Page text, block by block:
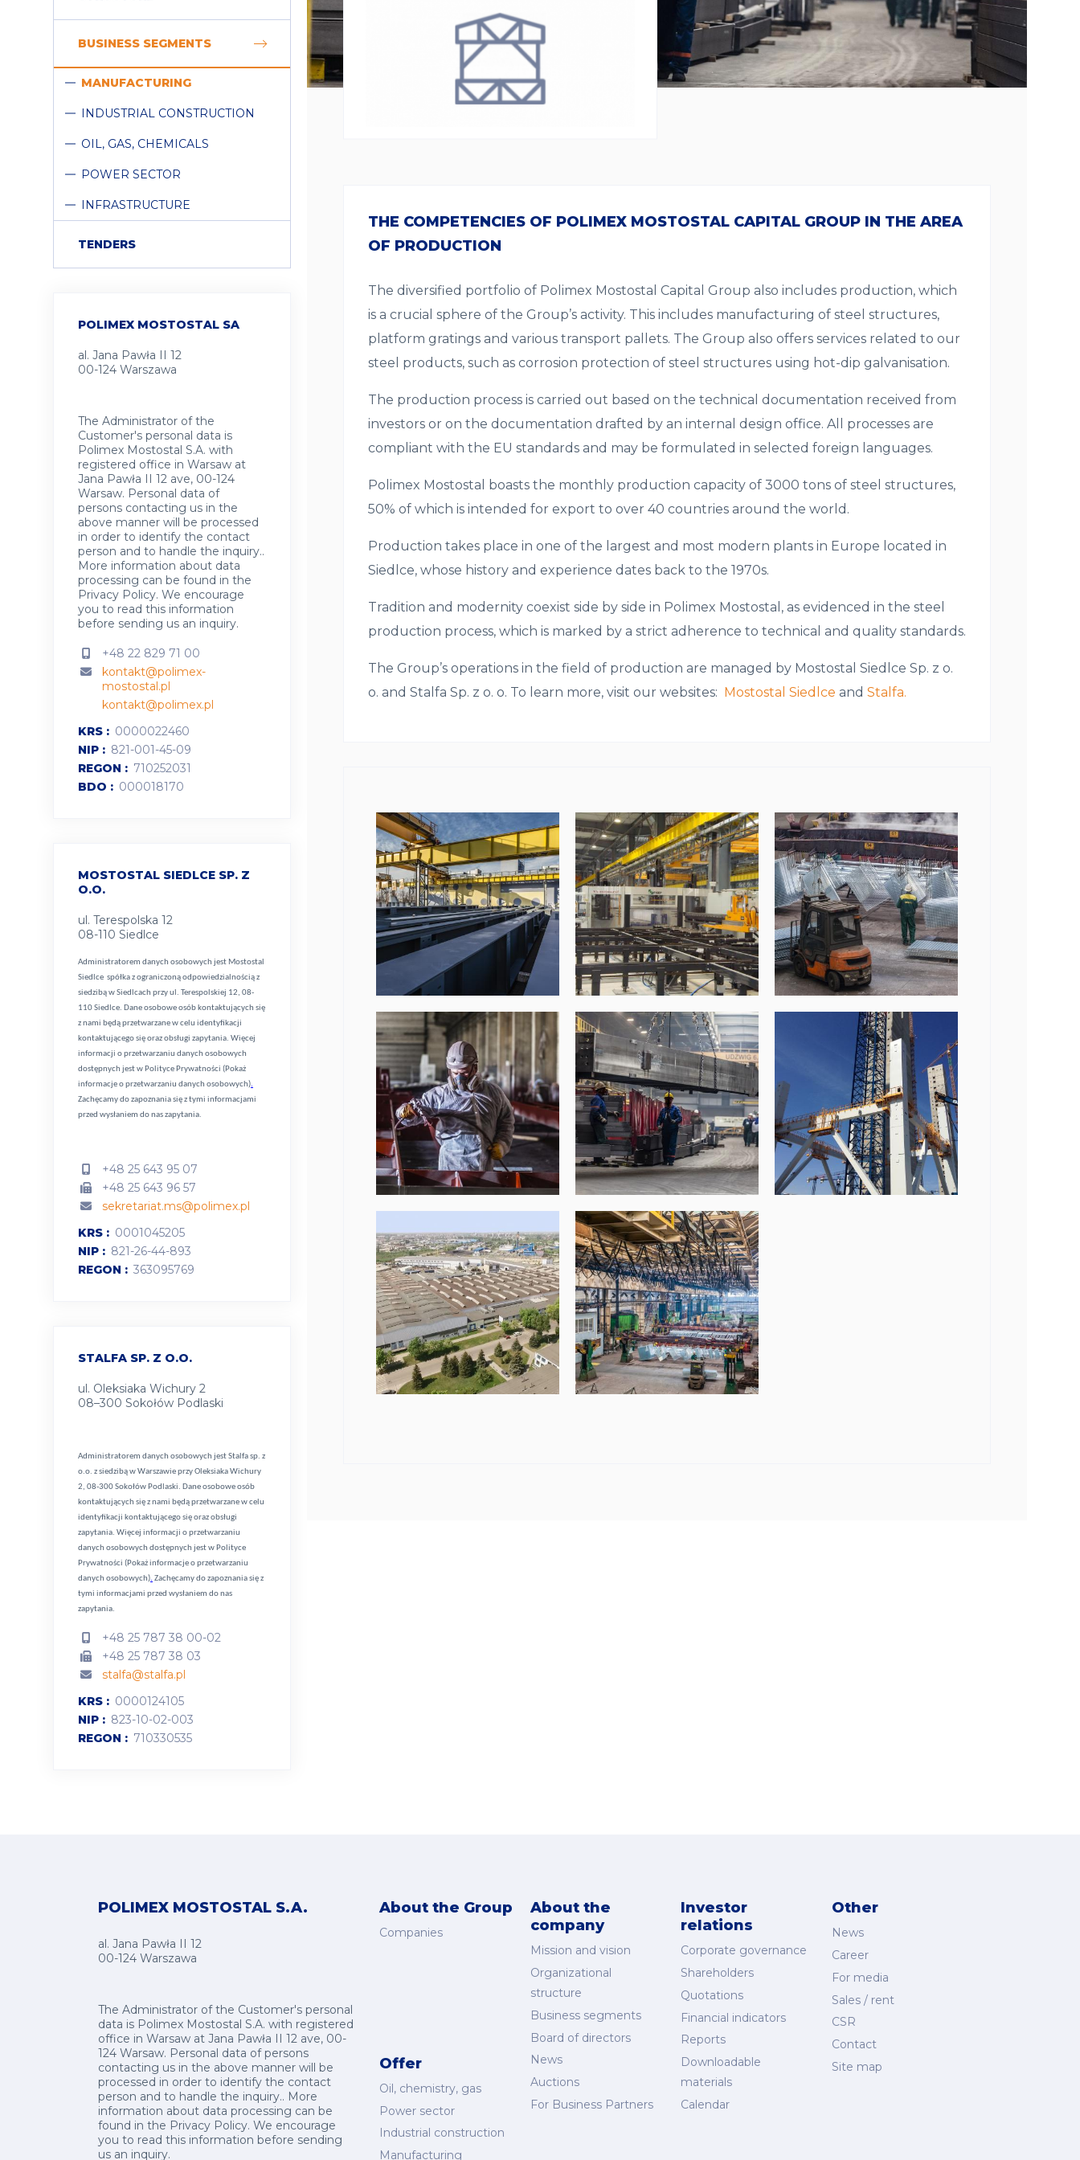
COLLAPSE
BUSINESS SEGMENTS
MANUFACTURING
INDUSTRIAL CONSTRUCTION
OIL, GAS, CHEMICALS
POWER SECTOR
INFRASTRUCTURE
TENDERS
POLIMEX MOSTOSTAL SA
al. Jana Pawła II 12
00-124 Warszawa
The Administrator of the
Customer's personal data is
Polimex Mostostal S.A. with
registered office in Warsaw at
Jana Pawła II 12 ave, 00-124
Warsaw. Personal data of
persons contacting us in the
above manner will be processed
in order to identify the contact
person and to handle the inquiry..
More information about data
processing can be found in the
Privacy Policy. We encourage
you to read this information
before sending us an inquiry.
+48 22 829 71 00
kontakt@polimex-
mostostal.pl
kontakt@polimex.pl
KRS
0000022460
NIP
821-001-45-09
REGON
710252031
BDO
000018170
MOSTOSTAL SIEDLCE SP. Z
O.O.
ul. Terespolska 12
08-110 Siedlce
Administratorem danych osobowych jest Mostostal
Siedlce spółka z ograniczoną odpowiedzialnością z
siedzibą w Siedlcach przy ul. Terespolskiej 12, 08-
110 Siedlce. Dane osobowe osób kontaktujących się
z nami będą przetwarzane w celu identyfikacji
kontaktującego się oraz obsługi zapytania. Więcej
informacji o przetwarzaniu danych osobowych
dostępnych jest wPolityce Prywatności (Pokaż
informacje o przetwarzaniu danych osobowych).
Zachęcamy do zapoznania się z tymi informacjami
przed wysłaniem do nas zapytania.
+48 25 643 95 07
+48 25 643 96 57
sekretariat.ms@polimex.pl
KRS
0001045205
NIP
821-26-44-893
REGON
363095769
STALFA SP. Z O.O.
ul. Oleksiaka Wichury 2
08–300 Sokołów Podlaski
Administratorem danych osobowych jest Stalfa sp. z
o.o. z siedzibą w Warszawie przy Oleksiaka Wichury
2, 08-300 Sokołów Podlaski. Dane osobowe osób
kontaktujących się z nami będą przetwarzane w celu
identyfikacji kontaktującego się oraz obsługi
zapytania. Więcej informacji o przetwarzaniu
danych osobowych dostępnych jest wPolityce
Prywatności (Pokaż informacje o przetwarzaniu
danych osobowych). Zachęcamy do zapoznania się z
tymi informacjami przed wysłaniem do nas
zapytania.
+48 25 787 38 00-02
+48 25 787 38 03
stalfa@stalfa.pl
KRS
0000124105
NIP
823-10-02-003
REGON
710330535
THE COMPETENCIES OF POLIMEX MOSTOSTAL CAPITAL GROUP IN THE AREA
OF PRODUCTION
The diversified portfolio of Polimex Mostostal Capital Group also includes production, which
is a crucial sphere of the Group’s activity. This includes manufacturing of steel structures,
platform gratings and various transport pallets. The Group also offers services related to our
steel products, such as corrosion protection of steel structures using hot-dip galvanisation.
The production process is carried out based on the technical documentation received from
investors or on the documentation drafted by an internal design office. All processes are
compliant with the EU standards and may be formulated in selected foreign languages.
Polimex Mostostal boasts the monthly production capacity of 3000 tons of steel structures,
50% of which is intended for export to over 40 countries around the world.
Production takes place in one of the largest and most modern plants in Europe located in
Siedlce, whose history and experience dates back to the 1970s.
Tradition and modernity coexist side by side in Polimex Mostostal, as evidenced in the steel
production process, which is marked by a strict adherence to technical and quality standards.
The Group’s operations in the field of production are managed by Mostostal Siedlce Sp. z o.
o. and Stalfa Sp. z o. o. To learn more, visit our websites: Mostostal Siedlce and Stalfa.
Obrazki
galerii:
POLIMEX MOSTOSTAL S.A.
al. Jana Pawła II 12
00-124 Warszawa
The Administrator of the Customer's personal
data is Polimex Mostostal S.A. with registered
office in Warsaw at Jana Pawła II 12 ave, 00-
124 Warsaw. Personal data of persons
contacting us in the above manner will be
processed in order to identify the contact
person and to handle the inquiry.. More
information about data processing can be
found in the Privacy Policy. We encourage
you to read this information before sending
us an inquiry.
About the Group
Companies
About the
company
Mission and vision
Organizational
structure
Business segments
Board of directors
News
Auctions
For Business Partners
Investor
relations
Corporate governance
Shareholders
Quotations
Financial indicators
Reports
Downloadable
materials
Calendar
Other
News
Career
For media
Sales / rent
CSR
Contact
Site map
Offer
Oil, chemistry, gas
Power sector
Industrial construction
Manufacturing